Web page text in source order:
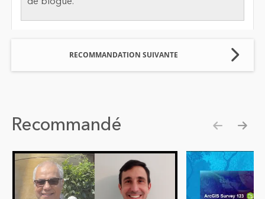
de blogue.
RECOMMANDATION SUIVANTE
Recommandé